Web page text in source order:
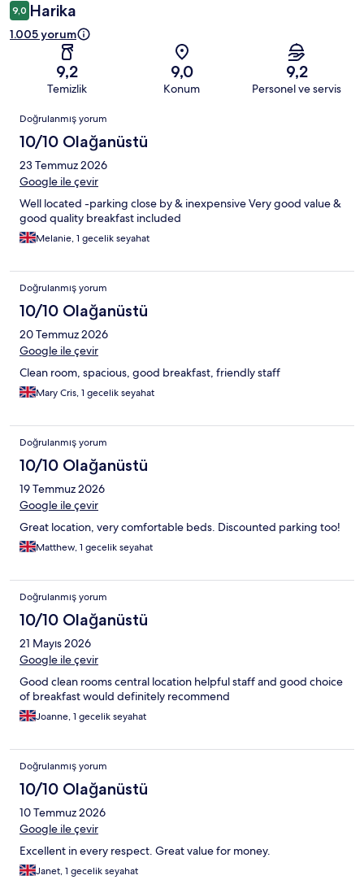
9,0 Harika
1.005 yorum
9,2
Temizlik
9,0
Konum
9,2
Personel ve servis
Yorumlar
Doğrulanmış yorum
10/10 Olağanüstü
23 Temmuz 2026
Google ile çevir
Well located -parking close by & inexpensive Very good value &
good quality breakfast included
Melanie, 1 gecelik seyahat
Doğrulanmış yorum
10/10 Olağanüstü
20 Temmuz 2026
Google ile çevir
Clean room, spacious, good breakfast, friendly staff
Mary Cris, 1 gecelik seyahat
Doğrulanmış yorum
10/10 Olağanüstü
19 Temmuz 2026
Google ile çevir
Great location, very comfortable beds. Discounted parking too!
Matthew, 1 gecelik seyahat
Doğrulanmış yorum
10/10 Olağanüstü
21 Mayıs 2026
Google ile çevir
Good clean rooms central location helpful staff and good choice
of breakfast would definitely recommend
Joanne, 1 gecelik seyahat
Doğrulanmış yorum
10/10 Olağanüstü
10 Temmuz 2026
Google ile çevir
Excellent in every respect. Great value for money.
Janet, 1 gecelik seyahat